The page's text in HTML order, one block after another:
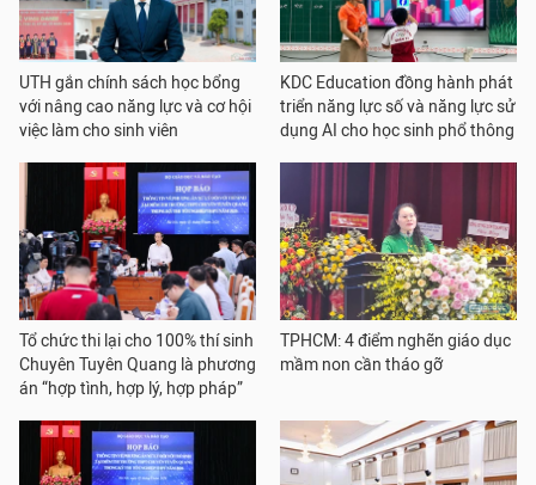
UTH gắn chính sách học bổng
với nâng cao năng lực và cơ hội
việc làm cho sinh viên
KDC Education đồng hành phát
triển năng lực số và năng lực sử
dụng AI cho học sinh phổ thông
Tổ chức thi lại cho 100% thí sinh
Chuyên Tuyên Quang là phương
án “hợp tình, hợp lý, hợp pháp”
TPHCM: 4 điểm nghẽn giáo dục
mầm non cần tháo gỡ